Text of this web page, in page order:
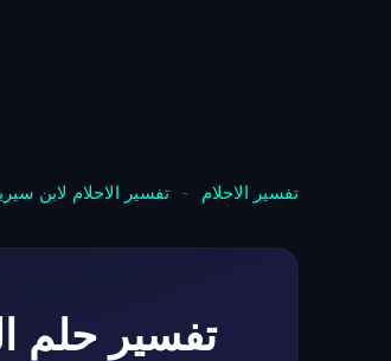
تفسير الاحلام - تفسير الاحلام لابن
تفسير حلم